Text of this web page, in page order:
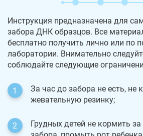
Инструкция предназначена для
забора ДНК образцов. Все
бесплатно получить лично или по
лаборатории. Внимательно
соблюдайте следующие
За час до забора не есть, не
жевательную резинку;
Грудных детей не кормить